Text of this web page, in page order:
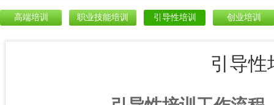
高端培训 职业技能培训 引导性培训 创业培训
引导性